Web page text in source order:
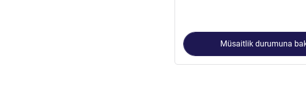
Müsaitlik durumuna